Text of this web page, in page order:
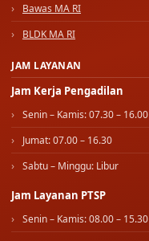
Bawas MA RI
BLDK MA RI
JAM LAYANAN
Jam Kerja Pengadilan
Senin – Kamis: 07.30 – 16.00
Jumat: 07.00 – 16.30
Sabtu – Minggu: Libur
Jam Layanan PTSP
Senin – Kamis: 08.00 – 15.30